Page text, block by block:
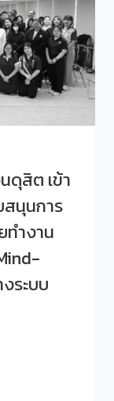
ดุสิต เข้า
นุนการ
ทำงาน
ระบบ